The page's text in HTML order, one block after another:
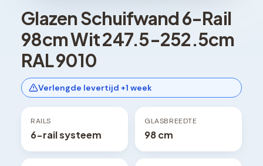
Glazen Schuifwand 6-Rail
98cm Wit 247.5-252.5cm
RAL 9010
Verlengde levertijd +1 week
RAILS
6-rail systeem
GLASBREEDTE
98 cm